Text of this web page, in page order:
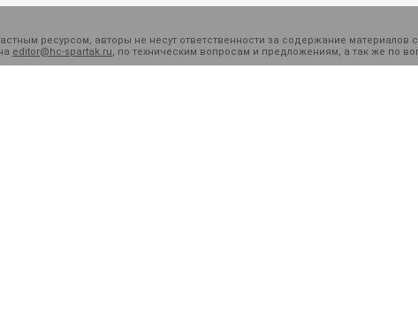
ресурсом, авторы не несут ответственности за содержание
editor@hc-spartak.ru, по техническим вопросам и предложениям, а так же по